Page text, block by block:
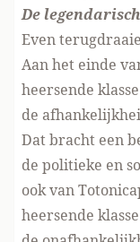
De
Even
Aan het einde
heersende
de
Dat bracht een
de politieke en
ook van
heersende